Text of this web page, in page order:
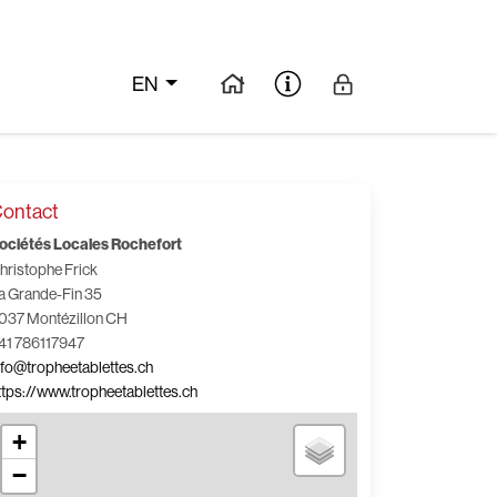
EN
Locales Rochefort
Frick
Grande-Fin 35
Montézillon CH
786117947
www.tropheetablettes.ch
+
−